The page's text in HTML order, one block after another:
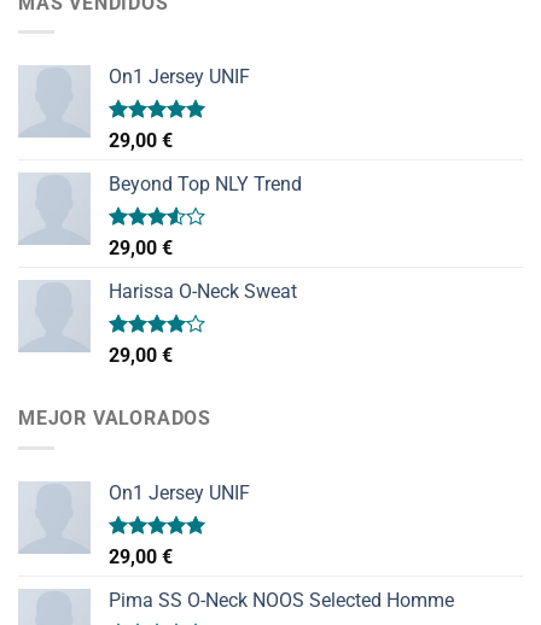
On1 Jersey UNIF
Valorado
con
de 5
29,00 €
Beyond Top NLY Trend
Valorado
con
3.50de
5
29,00 €
Harissa O-Neck Sweat
Valorado
con
29,00 €
MEJOR VALORADOS
On1 Jersey UNIF
Valorado
con
de 5
29,00 €
Pima SS O-Neck NOOS Selected Homme